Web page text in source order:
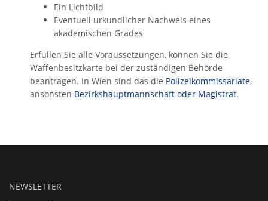
Ein Lichtbild
Eventuell urkundlicher Nachweis eines
akademischen Grades
Erfüllen Sie alle Voraussetzungen, können Sie die
Waffenbesitzkarte bei der zuständigen Behörde
beantragen. In Wien sind das die Polizeikommissariate,
ansonsten Bezirkshauptmannschaft oder Magistrat.
NEWSLETTER